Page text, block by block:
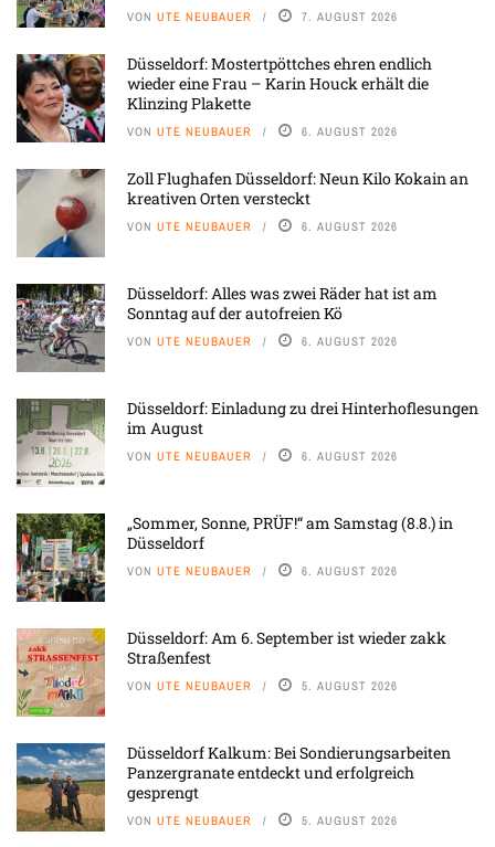
VON UTE NEUBAUER 7. AUGUST 2026
Düsseldorf: Mostertpöttches ehren endlich
wieder eine Frau – Karin Houck erhält die
Klinzing Plakette
VON UTE NEUBAUER 6. AUGUST 2026
Zoll Flughafen Düsseldorf: Neun Kilo Kokain an
kreativen Orten versteckt
VON UTE NEUBAUER 6. AUGUST 2026
Düsseldorf: Alles was zwei Räder hat ist am
Sonntag auf der autofreien Kö
VON UTE NEUBAUER 6. AUGUST 2026
Düsseldorf: Einladung zu drei Hinterhoflesungen
im August
VON UTE NEUBAUER 6. AUGUST 2026
„Sommer, Sonne, PRÜF!“ am Samstag (8.8.) in
Düsseldorf
VON UTE NEUBAUER 6. AUGUST 2026
Düsseldorf: Am 6. September ist wieder zakk
Straßenfest
VON UTE NEUBAUER 5. AUGUST 2026
Düsseldorf Kalkum: Bei Sondierungsarbeiten
Panzergranate entdeckt und erfolgreich
gesprengt
VON UTE NEUBAUER 5. AUGUST 2026